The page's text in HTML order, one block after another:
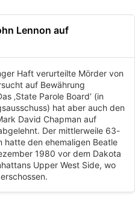
Lennon auf
Haft verurteilte Mörder von
auf Bewährung
‚State Parole Board‘ (in
hat aber auch den
David Chapman auf
Der mittlerweile 63-
hatte den ehemaligen Beatle
1980 vor dem Dakota
Upper West Side, wo